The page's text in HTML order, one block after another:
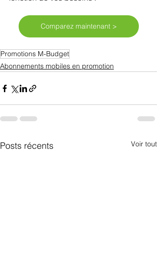
Comparez maintenant >
Promotions M-Budget
Abonnements mobiles en promotion
Posts récents Voir tout